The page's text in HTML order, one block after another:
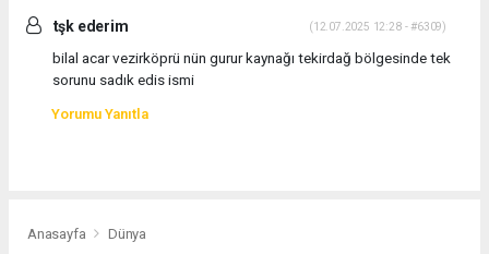
tşk ederim (12.07.2025 12:28 - #6309)
bilal acar vezirköprü nün gurur kaynağı tekirdağ bölgesinde tek
sorunu sadık edis ismi
Yorumu Yanıtla
Anasayfa Dünya